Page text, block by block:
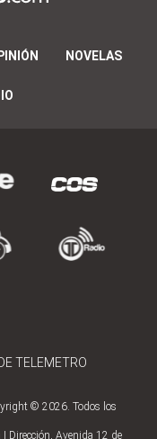
NOVELAS
TELEMETRO
© 2026. Todos los
Dirección, Avenida 12 de